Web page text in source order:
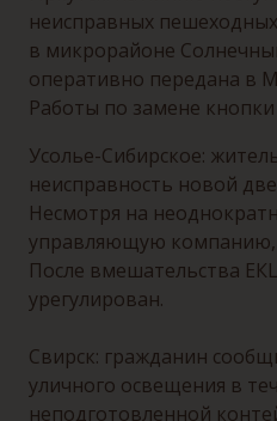
неисправных
в микрорайоне
оперативно передана в
Работы по замене
Усолье-Сибирское:
неисправность новой
Несмотря на
управляющую компанию,
После вмешательства
урегулирован.
Свирск: гражданин
уличного освещения в
неподготовленной